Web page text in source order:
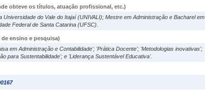
obteve os títulos, atuação profissional, etc.)
Universidade do Vale do Itajaí (UNIVALI); Mestre em Administração e Bacharel em
Federal de Santa Catarina (UFSC).
de ensino e pesquisa)
em Administração e Contabilidade'; 'Prática Docente'; 'Metodologias inovativas';
para Sustentabilidade'; e 'Liderança Sustentável Educativa'.